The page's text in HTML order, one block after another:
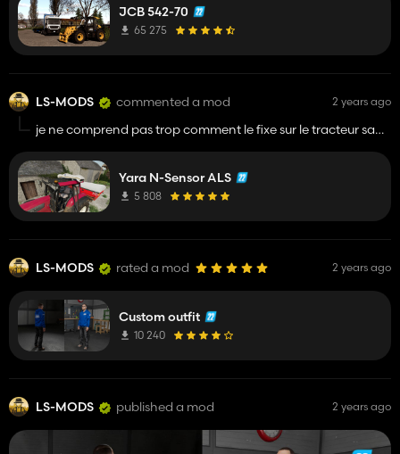
JCB 542-70
65 275
LS-MODS commented a mod 2 years ago
je ne comprend pas trop comment le fixe sur le tracteur sa
Yara N-Sensor ALS
5 808
LS-MODS rated a mod 2 years ago
Custom outfit
10 240
LS-MODS published a mod 2 years ago